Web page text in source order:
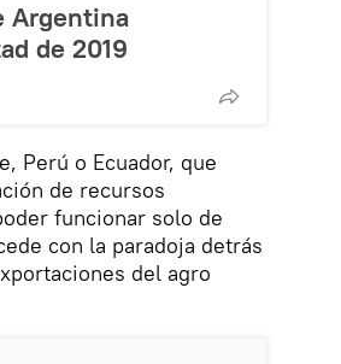
Argentina
de 2019
Perú o Ecuador, que
de recursos
funcionar solo de
con la paradoja detrás
del agro